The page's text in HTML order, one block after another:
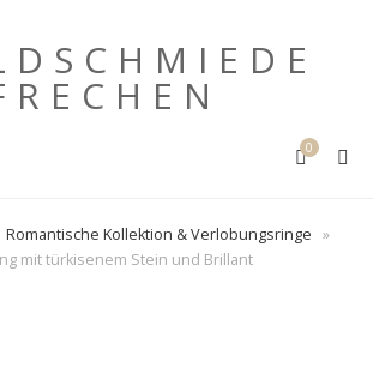
0
Romantische Kollektion & Verlobungsringe »
mit türkisenem Stein und Brillant